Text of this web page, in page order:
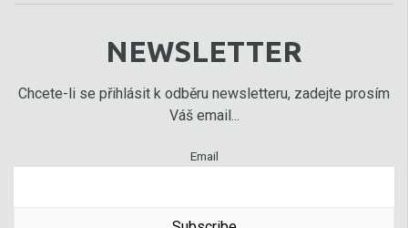
NEWSLETTER
Chcete-li se přihlásit k odběru newsletteru, zadejte prosím
Váš email...
Email